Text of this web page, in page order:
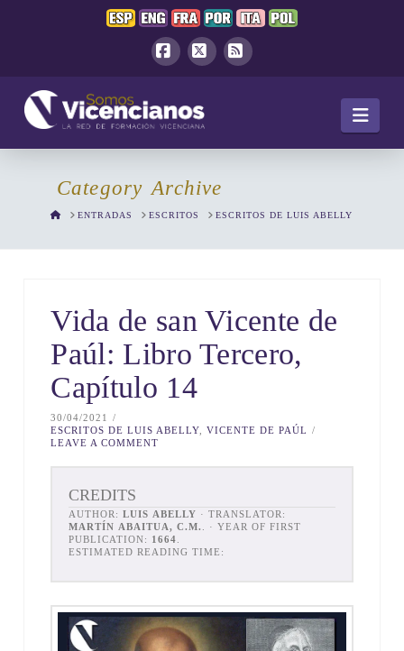
Category Archive
HOMEENTRADAS ESCRITOS ESCRITOS DE LUIS ABELLY
Vida de san Vicente de
Paúl: Libro Tercero,
Capítulo 14
30/04/2021
ESCRITOS DE LUIS ABELLY ,VICENTE DE PAÚL
LEAVE A COMMENT
CREDITS
AUTHOR:LUIS ABELLY · TRANSLATOR:
MARTÍN ABAITUA, C.M.
. · YEAR OF FIRST
PUBLICATION: 1664
ESTIMATED READING TIME: